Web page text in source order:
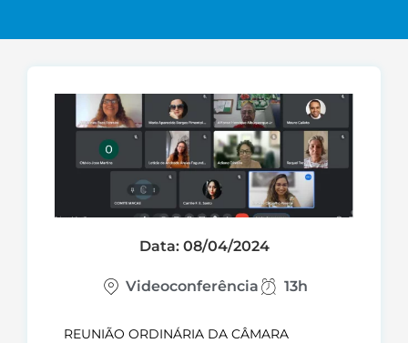
Data: 08/04/2024
Videoconferência 13h
REUNIÃO ORDINÁRIA DA CÂMARA